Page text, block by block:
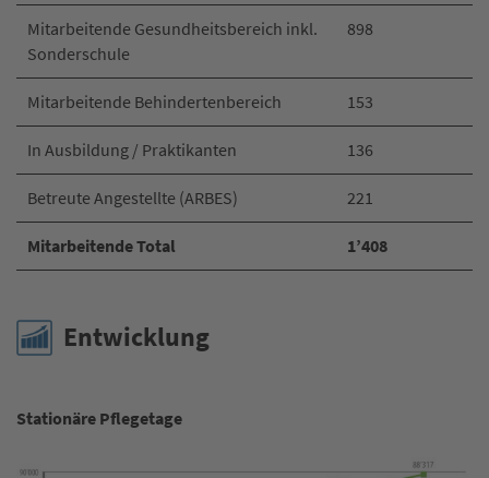
Mitarbeitende Gesundheitsbereich inkl.
Sonderschule
898
Mitarbeitende Behindertenbereich 153
In Ausbildung / Praktikanten 136
Betreute Angestellte (ARBES) 221
Mitarbeitende Total 1’408
Entwicklung
Stationäre Pflegetage